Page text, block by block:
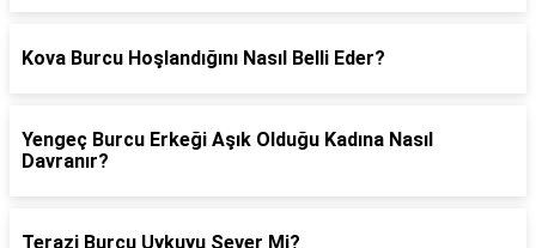
Kova Burcu Hoşlandığını Nasıl Belli Eder?
Yengeç Burcu Erkeği Aşık Olduğu Kadına Nasıl
Davranır?
Terazi Burcu Uykuyu Sever Mi?